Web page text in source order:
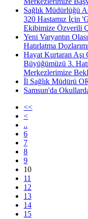
Sağlık Müdürlüğü
320 Hastamız İçin
Ekibimize Özverili
Yeni Varyantın
Hatırlatma
Hayat Kurtaran Aşı
Büyüğümüzü 3.
Merkezlerimize
İl Sağlık Müdürü
Samsun'da
<<
<
..
6
7
8
9
10
11
12
13
14
15